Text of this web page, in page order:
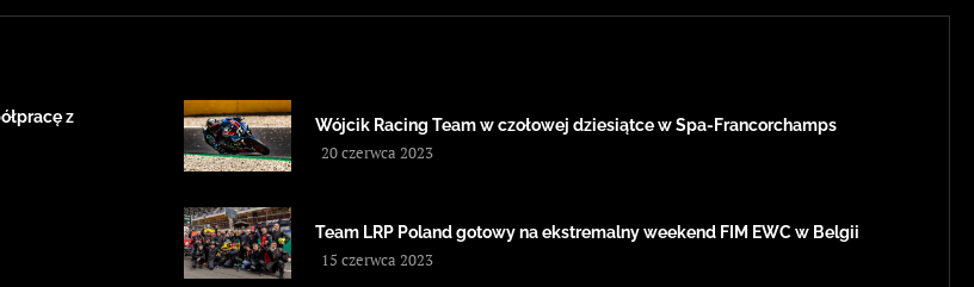
z
Wójcik Racing Team w czołowej dziesiątce w Spa-Francorchamps
20 czerwca 2023
Team LRP Poland gotowy na ekstremalny weekend FIM EWC w Belgii
15 czerwca 2023